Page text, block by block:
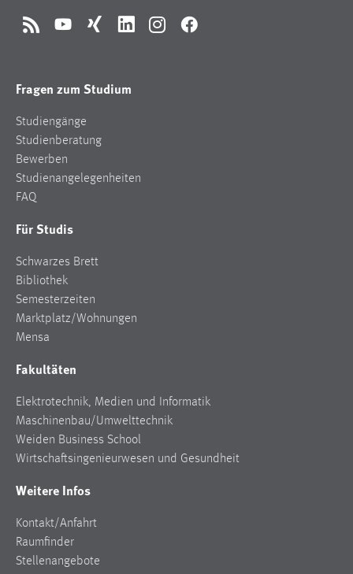
RSS YouTubeXing LinkedInInstagramFacebook
Fragen zum Studium
Studiengänge
Studienberatung
Bewerben
Studienangelegenheiten
FAQ
Für Studis
Schwarzes Brett
Bibliothek
Semesterzeiten
Marktplatz/Wohnungen
Mensa
Fakultäten
Elektrotechnik, Medien und Informatik
Maschinenbau/Umwelttechnik
Weiden Business School
Wirtschaftsingenieurwesen und Gesundheit
Weitere Infos
Kontakt/Anfahrt
Raumfinder
Stellenangebote
STATISTIK
unsere Besucher unsere Website nutzen.
Matomo
Name:
_pk_ref, _pk_cvar, _pk_id, _pk_ses
Max. 13 Monate
MARKETING
verwendet, um personalisierte Werbung anzuzeigen.
hinweg verfolgen.
Google Ads
_gcl_au
Anbieter:
Google Ireland Limited